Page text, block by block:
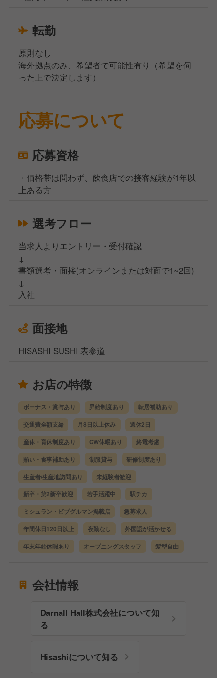
転勤
原則なし
海外拠点のみ、希望者で可能性有り（希望を伺
った上で決定します）
応募について
応募資格
・価格帯は問わず、飲食店での接客経験が1年以
上ある方
選考フロー
当求人よりエントリー・受付確認
↓
書類選考・面接(オンラインまたは対面で1~2回)
↓
入社
面接地
HISASHI SUSHI 表参道
お店の特徴
ボーナス・賞与あり 昇給制度あり 転居補助あり
交通費全額支給 月8日以上休み 週休2日
産休・育休制度あり GW休暇あり 終電考慮
賄い・食事補助あり 制服貸与 研修制度あり
生産者/生産地訪問あり 未経験者歓迎
新卒・第2新卒歓迎 若手活躍中 駅チカ
ミシュラン・ビブグルマン掲載店 急募求人
年間休日120日以上 夜勤なし 外国語が活かせる
年末年始休暇あり オープニングスタッフ 髪型自由
会社情報
Darnall Hall株式会社について知
る
Hisashiについて知る